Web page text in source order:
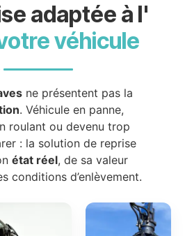
adaptée à l'
véhicule
ne présentent pas la
. Véhicule en panne,
roulant ou devenu trop
: la solution de reprise
état réel, de sa valeur
conditions d’enlèvement.